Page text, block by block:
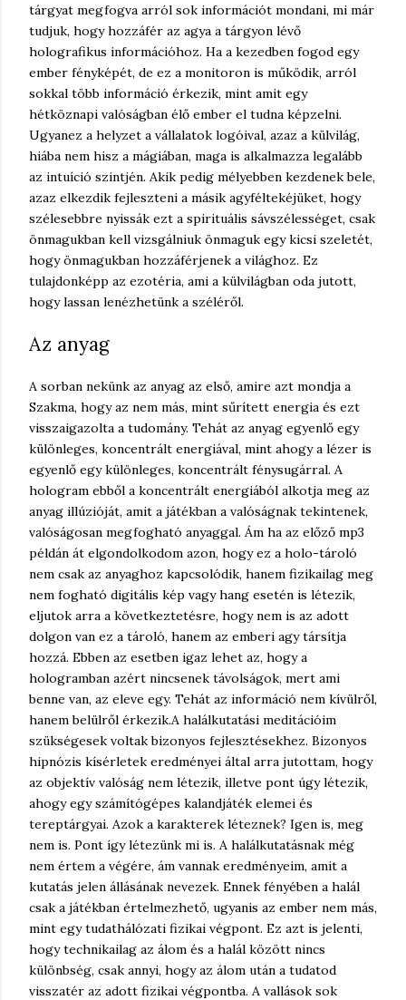
tárgyat megfogva arról sok információt mondani, mi már
tudjuk, hogy hozzáfér az agya a tárgyon lévő
holografikus információhoz. Ha a kezedben fogod egy
ember fényképét, de ez a monitoron is működik, arról
sokkal több információ érkezik, mint amit egy
hétköznapi valóságban élő ember el tudna képzelni.
Ugyanez a helyzet a vállalatok logóival, azaz a külvilág,
hiába nem hisz a mágiában, maga is alkalmazza legalább
az intuíció szintjén. Akik pedig mélyebben kezdenek bele,
azaz elkezdik fejleszteni a másik agyféltekéjüket, hogy
szélesebbre nyissák ezt a spirituális sávszélességet, csak
önmagukban kell vizsgálniuk önmaguk egy kicsi szeletét,
hogy önmagukban hozzáférjenek a világhoz. Ez
tulajdonképp az ezotéria, ami a külvilágban oda jutott,
hogy lassan lenézhetünk a széléről.
Az anyag
A sorban nekünk az anyag az első, amire azt mondja a
Szakma, hogy az nem más, mint sűrített energia és ezt
visszaigazolta a tudomány. Tehát az anyag egyenlő egy
különleges, koncentrált energiával, mint ahogy a lézer is
egyenlő egy különleges, koncentrált fénysugárral. A
hologram ebből a koncentrált energiából alkotja meg az
anyag illúzióját, amit a játékban a valóságnak tekintenek,
valóságosan megfogható anyaggal. Ám ha az előző mp3
példán át elgondolkodom azon, hogy ez a holo-tároló
nem csak az anyaghoz kapcsolódik, hanem fizikailag meg
nem fogható digitális kép vagy hang esetén is létezik,
eljutok arra a következtetésre, hogy nem is az adott
dolgon van ez a tároló, hanem az emberi agy társítja
hozzá. Ebben az esetben igaz lehet az, hogy a
hologramban azért nincsenek távolságok, mert ami
benne van, az eleve egy. Tehát az információ nem kívülről,
hanem belülről érkezik.A halálkutatási meditációim
szükségesek voltak bizonyos fejlesztésekhez. Bizonyos
hipnózis kísérletek eredményei által arra jutottam, hogy
az objektív valóság nem létezik, illetve pont úgy létezik,
ahogy egy számítógépes kalandjáték elemei és
tereptárgyai. Azok a karakterek léteznek? Igen is, meg
nem is. Pont így létezünk mi is. A halálkutatásnak még
nem értem a végére, ám vannak eredményeim, amit a
kutatás jelen állásának nevezek. Ennek fényében a halál
csak a játékban értelmezhető, ugyanis az ember nem más,
mint egy tudathálózati fizikai végpont. Ez azt is jelenti,
hogy technikailag az álom és a halál között nincs
különbség, csak annyi, hogy az álom után a tudatod
visszatér az adott fizikai végpontba. A vallások sok